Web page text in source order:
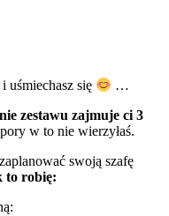
uśmiechasz się
…
zestawu zajmuje ci 3
w to nie wierzyłaś.
swoją szafę
to robię: